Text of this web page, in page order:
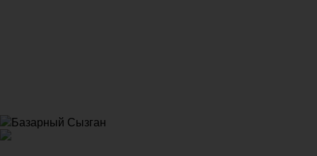
Базарный Сызган